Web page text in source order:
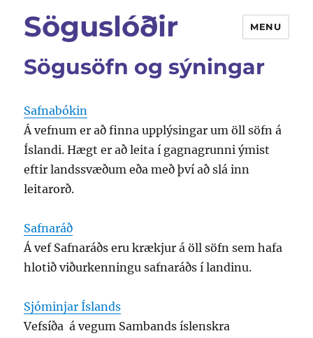
Söguslóðir MENU
Sögusöfn og sýningar
Safnabókin
Á vefnum er að finna upplýsingar um öll söfn á
Íslandi. Hægt er að leita í gagnagrunni ýmist
eftir landssvæðum eða með því að slá inn
leitarorð.
Safnaráð
Á vef Safnaráðs eru krækjur á öll söfn sem hafa
hlotið viðurkenningu safnaráðs í landinu.
Sjóminjar Íslands
Vefsíða á vegum Sambands íslenskra